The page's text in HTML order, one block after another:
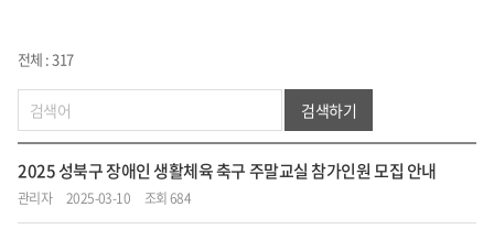
전체 : 317
검색하기
2025 성북구 장애인 생활체육 축구 주말교실 참가인원 모집 안내
관리자 2025-03-10 조회 684